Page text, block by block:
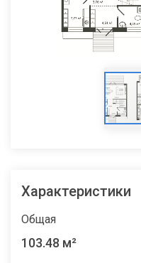
Характеристики
Общая
103.48 м²